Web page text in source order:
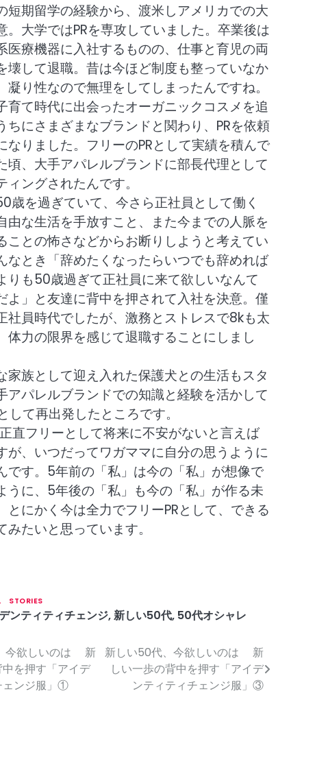
短期留学の経験から、渡米しアメリカでの大
。大学ではPRを専攻していました。卒業後は
医療機器に入社するものの、仕事と育児の両
壊して退職。昔は今ほど制度も整っていなか
凝り性なので無理をしてしまったんですね。
育て時代に出会ったオーガニックコスメを追
ちにさまざまなブランドと関わり、PRを依頼
なりました。フリーのPRとして実績を積んで
頃、大手アパレルブランドに部長代理として
ングされたんです。
歳を過ぎていて、今さら正社員として働く
由な生活を手放すこと、また今までの人脈を
ことの怖さなどからお断りしようと考えてい
なとき「辞めたくなったらいつでも辞めれば
りも50歳過ぎて正社員に来て欲しいなんて
よ」と友達に背中を押されて入社を決意。僅
社員時代でしたが、激務とストレスで8kも太
体力の限界を感じて退職することにしまし
家族として迎え入れた保護犬との生活もスタ
アパレルブランドでの知識と経験を活かして
して再出発したところです。
直フリーとして将来に不安がないと言えば
が、いつだってワガママに自分の思うように
です。5年前の「私」は今の「私」が想像で
うに、5年後の「私」も今の「私」が作る未
とにかく今は全力でフリーPRとして、できる
みたいと思っています。
STORIES
ンティティチェンジ,新しい50代, 50代オシャレ
今欲しいのは 新
を押す「アイデ
ェンジ服」①
新しい50代、今欲しいのは 新
しい一歩の背中を押す「アイデ
ンティティチェンジ服」③